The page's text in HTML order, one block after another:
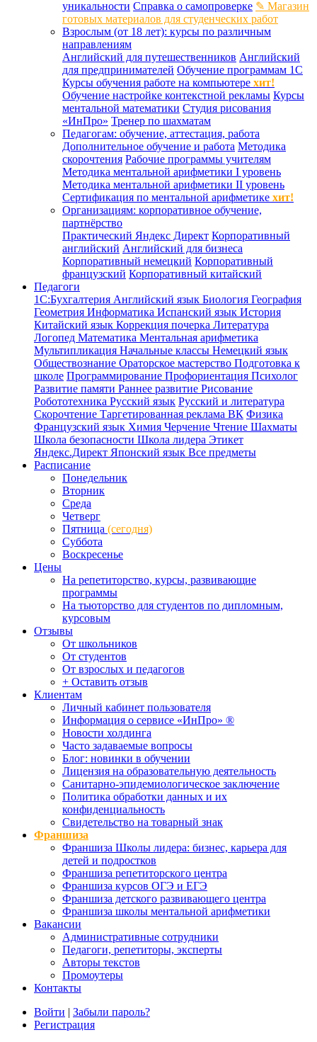
уникальности Справка о самопроверке ✎ Магазин
готовых материалов для студенческих работ
Взрослым (от 18 лет): курсы по различным
направлениям
Английский для путешественников Английский
для предпринимателей Обучение программам 1С
Курсы обучения работе на компьютере хит!
Обучение настройке контекстной рекламы Курсы
ментальной математики Студия рисования
«ИнПро» Тренер по шахматам
Педагогам: обучение, аттестация, работа
Дополнительное обучение и работа Методика
скорочтения Рабочие программы учителям
Методика ментальной арифметики I уровень
Методика ментальной арифметики II уровень
Сертификация по ментальной арифметике хит!
Организациям: корпоративное обучение,
партнёрство
Практический Яндекс Директ Корпоративный
английский Английский для бизнеса
Корпоративный немецкий Корпоративный
французский Корпоративный китайский
Педагоги
1С:Бухгалтерия Английский язык Биология География
Геометрия Информатика Испанский язык История
Китайский язык Коррекция почерка Литература
Логопед Математика Ментальная арифметика
Мультипликация Начальные классы Немецкий язык
Обществознание Ораторское мастерство Подготовка к
школе Программирование Профориентация Психолог
Развитие памяти Раннее развитие Рисование
Робототехника Русский язык Русский и литература
Скорочтение Таргетированная реклама ВК Физика
Французский язык Химия Черчение Чтение Шахматы
Школа безопасности Школа лидера Этикет
Яндекс.Директ Японский язык Все предметы
Расписание
Понедельник
Вторник
Среда
Четверг
Пятница (сегодня)
Суббота
Воскресенье
Цены
На репетиторство, курсы, развивающие
программы
На тьюторство для студентов по дипломным,
курсовым
Отзывы
От школьников
От студентов
От взрослых и педагогов
+ Оставить отзыв
Клиентам
Личный кабинет пользователя
Информация о сервисе «ИнПро» ®
Новости холдинга
Часто задаваемые вопросы
Блог: новинки в обучении
Лицензия на образовательную деятельность
Санитарно-эпидемиологическое заключение
Политика обработки данных и их
конфиденциальность
Свидетельство на товарный знак
Франшиза
Франшиза Школы лидера: бизнес, карьера для
детей и подростков
Франшиза репетиторского центра
Франшиза курсов ОГЭ и ЕГЭ
Франшиза детского развивающего центра
Франшиза школы ментальной арифметики
Вакансии
Административные сотрудники
Педагоги, репетиторы, эксперты
Авторы текстов
Промоутеры
Контакты
Войти | Забыли пароль?
Регистрация